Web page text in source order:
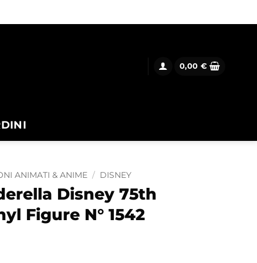
0,00 €
ANIMATI & ANIME / DISNEY
Disney 75th
Figure N° 1542